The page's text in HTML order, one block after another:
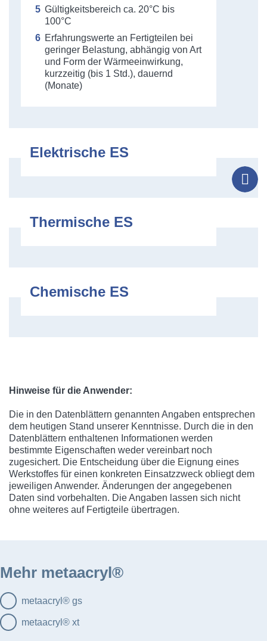
Gültigkeitsbereich ca. 20°C bis
100°C
Erfahrungswerte an Fertigteilen bei
geringer Belastung, abhängig von Art
und Form der Wärmeeinwirkung,
kurzzeitig (bis 1 Std.), dauernd
(Monate)
Elektrische ES
Thermische ES
Chemische ES
Hinweise für die Anwender:
Die in den Datenblättern genannten Angaben entsprechen
dem heutigen Stand unserer Kenntnisse. Durch die in den
Datenblättern enthaltenen Informationen werden
bestimmte Eigenschaften weder vereinbart noch
zugesichert. Die Entscheidung über die Eignung eines
Werkstoffes für einen konkreten Einsatzzweck obliegt dem
jeweiligen Anwender. Änderungen der angegebenen
Daten sind vorbehalten. Die Angaben lassen sich nicht
ohne weiteres auf Fertigteile übertragen.
Mehr metaacryl®
metaacryl® gs
metaacryl® xt